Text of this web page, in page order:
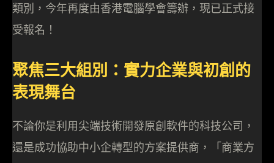
類別，今年再度由香港電腦學會籌辦，現已正式接
受報名！
聚焦三大組別：實力企業與初創的
表現舞台
不論你是利用尖端技術開發原創軟件的科技公司，
還是成功協助中小企轉型的方案提供商，「商業方